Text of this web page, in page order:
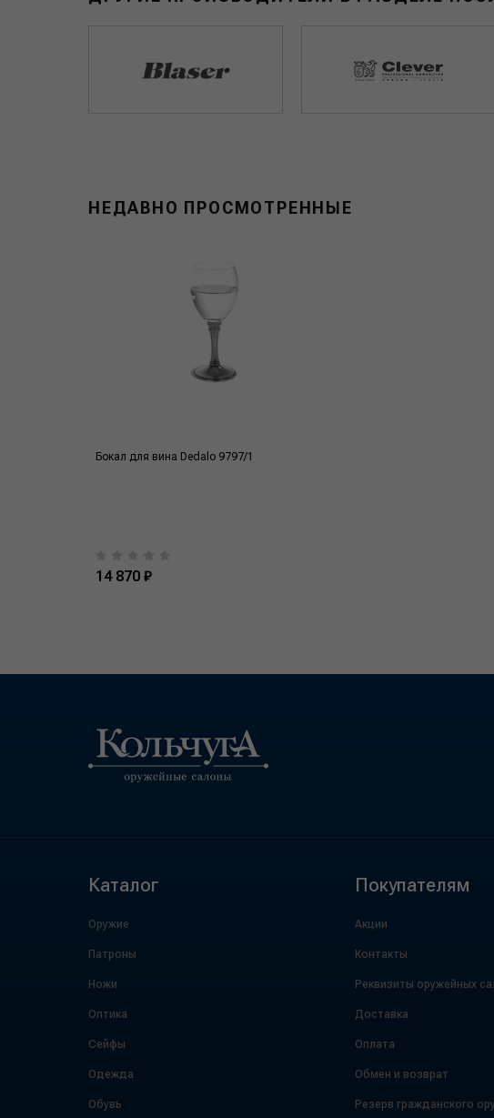
НЕДАВНО ПРОСМОТРЕННЫЕ
Бокал для вина Dedalo 9797/1
14 870 ₽
Каталог
Оружие
Патроны
Ножи
Оптика
Сейфы
Одежда
Обувь
Покупателям
Акции
Контакты
Реквизиты оружейных
Доставка
Оплата
Обмен и возврат
Резерв гражданского